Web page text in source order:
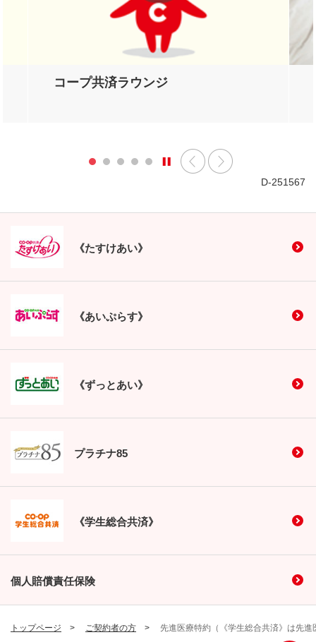
トップページ ご契約者の方 先進医療特約（《学生総合共済》は先進
《たすけあい》
《あいぷらす》
《ずっとあい》
プラチナ85
《学生総合共済》
個人賠償責任保険
コープ共済ラウンジ
D-251567